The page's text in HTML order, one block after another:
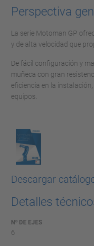
Perspectiva
La serie Motoman GP
y de alta velocidad que
De fácil configuración y
muñeca con gran
eficiencia en la
equipos.
Descargar
Detalles
Nº DE EJES
6